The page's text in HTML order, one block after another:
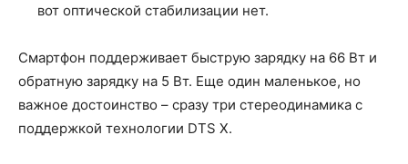
вот оптической стабилизации нет.
Смартфон поддерживает быструю зарядку на 66 Вт и
обратную зарядку на 5 Вт. Еще один маленькое, но
важное достоинство – сразу три стереодинамика с
поддержкой технологии DTS X.